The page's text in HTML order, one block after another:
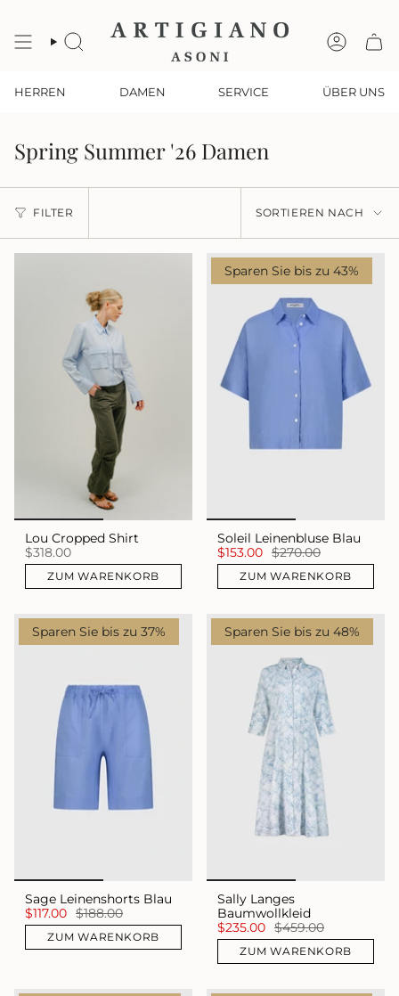
springenSUCHE KONTO
HERREN DAMEN SERVICE ÜBER UNS
Spring Summer '26 Damen
FILTER
Sortieren
nach
SORTIEREN NACH
Lou Cropped Shirt
$318.00
ZUM WARENKORB
Sparen Sie bis zu 43%
Soleil Leinenbluse Blau
$153.00 $270.00
ZUM WARENKORB
Sparen Sie bis zu 37%
Sage Leinenshorts Blau
$117.00 $188.00
ZUM WARENKORB
Sparen Sie bis zu 48%
Sally Langes
Baumwollkleid
$235.00 $459.00
ZUM WARENKORB